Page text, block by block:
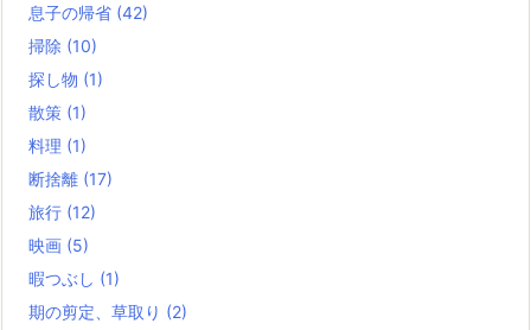
息子の帰省 (42)
掃除 (10)
探し物 (1)
散策 (1)
料理 (1)
断捨離 (17)
旅行 (12)
映画 (5)
暇つぶし (1)
期の剪定、草取り (2)